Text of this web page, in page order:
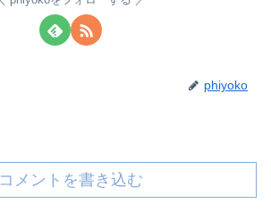
phiyoko
コメントを書き込む